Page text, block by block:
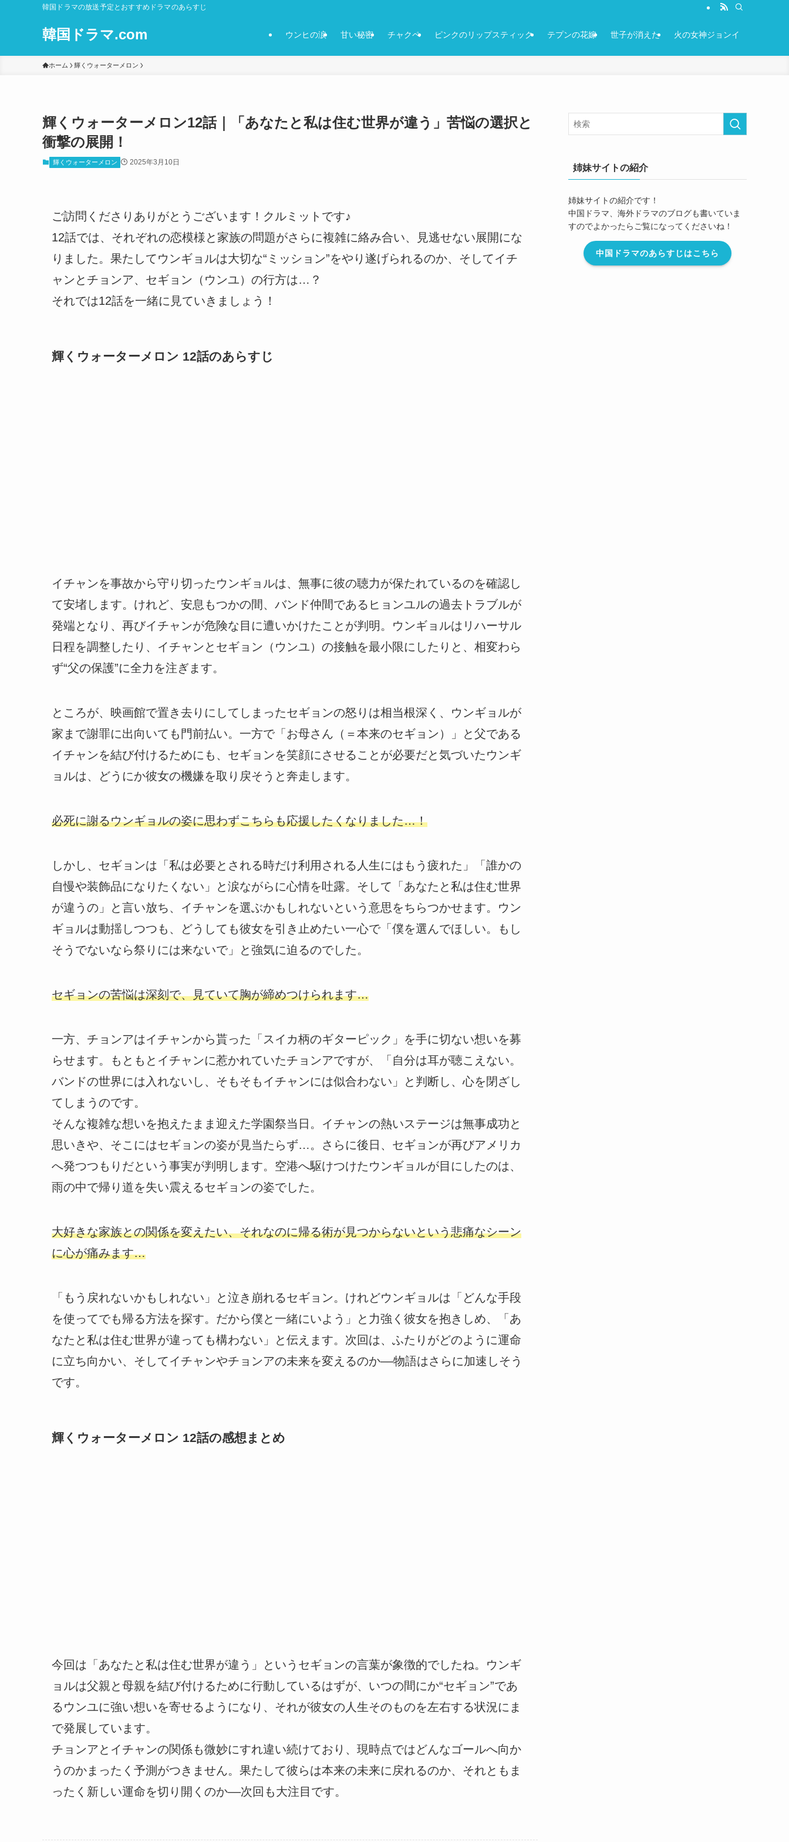
韓国ドラマの放送予定とおすすめドラマのあらすじ
韓国ドラマ.com ウンヒの涙 甘い秘密 チャクペ ピンクのリップスティック テプンの花嫁 世子が消えた 火の女神ジョンイ
ホーム 輝くウォーターメロン
輝くウォーターメロン12話｜「あなたと私は住む世界が違う」苦悩の選択と
衝撃の展開！
輝くウォーターメロン 2025年3月10日
ご訪問くださりありがとうございます！クルミットです♪
12話では、それぞれの恋模様と家族の問題がさらに複雑に絡み合い、見逃せない展開にな
りました。果たしてウンギョルは大切な“ミッション”をやり遂げられるのか、そしてイチ
ャンとチョンア、セギョン（ウンユ）の行方は…？
それでは12話を一緒に見ていきましょう！
輝くウォーターメロン 12話のあらすじ
イチャンを事故から守り切ったウンギョルは、無事に彼の聴力が保たれているのを確認し
て安堵します。けれど、安息もつかの間、バンド仲間であるヒョンユルの過去トラブルが
発端となり、再びイチャンが危険な目に遭いかけたことが判明。ウンギョルはリハーサル
日程を調整したり、イチャンとセギョン（ウンユ）の接触を最小限にしたりと、相変わら
ず“父の保護”に全力を注ぎます。
ところが、映画館で置き去りにしてしまったセギョンの怒りは相当根深く、ウンギョルが
家まで謝罪に出向いても門前払い。一方で「お母さん（＝本来のセギョン）」と父である
イチャンを結び付けるためにも、セギョンを笑顔にさせることが必要だと気づいたウンギ
ョルは、どうにか彼女の機嫌を取り戻そうと奔走します。
必死に謝るウンギョルの姿に思わずこちらも応援したくなりました…！
しかし、セギョンは「私は必要とされる時だけ利用される人生にはもう疲れた」「誰かの
自慢や装飾品になりたくない」と涙ながらに心情を吐露。そして「あなたと私は住む世界
が違うの」と言い放ち、イチャンを選ぶかもしれないという意思をちらつかせます。ウン
ギョルは動揺しつつも、どうしても彼女を引き止めたい一心で「僕を選んでほしい。もし
そうでないなら祭りには来ないで」と強気に迫るのでした。
セギョンの苦悩は深刻で、見ていて胸が締めつけられます…
一方、チョンアはイチャンから貰った「スイカ柄のギターピック」を手に切ない想いを募
らせます。もともとイチャンに惹かれていたチョンアですが、「自分は耳が聴こえない。
バンドの世界には入れないし、そもそもイチャンには似合わない」と判断し、心を閉ざし
てしまうのです。
そんな複雑な想いを抱えたまま迎えた学園祭当日。イチャンの熱いステージは無事成功と
思いきや、そこにはセギョンの姿が見当たらず…。さらに後日、セギョンが再びアメリカ
へ発つつもりだという事実が判明します。空港へ駆けつけたウンギョルが目にしたのは、
雨の中で帰り道を失い震えるセギョンの姿でした。
大好きな家族との関係を変えたい、それなのに帰る術が見つからないという悲痛なシーン
に心が痛みます…
「もう戻れないかもしれない」と泣き崩れるセギョン。けれどウンギョルは「どんな手段
を使ってでも帰る方法を探す。だから僕と一緒にいよう」と力強く彼女を抱きしめ、「あ
なたと私は住む世界が違っても構わない」と伝えます。次回は、ふたりがどのように運命
に立ち向かい、そしてイチャンやチョンアの未来を変えるのか––物語はさらに加速しそう
です。
輝くウォーターメロン 12話の感想まとめ
今回は「あなたと私は住む世界が違う」というセギョンの言葉が象徴的でしたね。ウンギ
ョルは父親と母親を結び付けるために行動しているはずが、いつの間にか“セギョン”であ
るウンユに強い想いを寄せるようになり、それが彼女の人生そのものを左右する状況にま
で発展しています。
チョンアとイチャンの関係も微妙にすれ違い続けており、現時点ではどんなゴールへ向か
うのかまったく予測がつきません。果たして彼らは本来の未来に戻れるのか、それともま
ったく新しい運命を切り開くのか––次回も大注目です。
姉妹サイトの紹介
姉妹サイトの紹介です！
中国ドラマ、海外ドラマのブログも書いていま
すのでよかったらご覧になってくださいね！
中国ドラマのあらすじはこちら